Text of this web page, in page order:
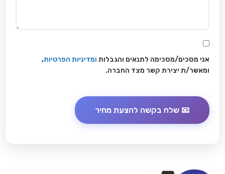
אני מסכים/מסכימה לתנאים והגבלות ומדיניות הפרטיות,
ומאשר/ת יצירת קשר מצד החברה.